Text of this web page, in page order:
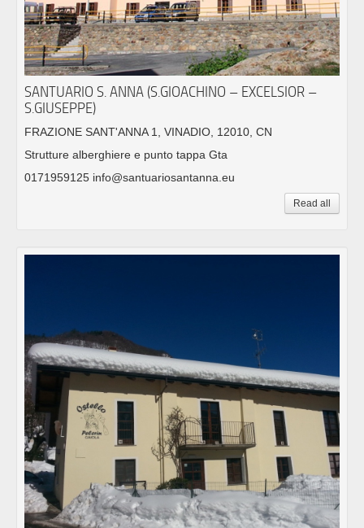
SANTUARIO S. ANNA (S.GIOACHINO – EXCELSIOR –
S.GIUSEPPE)
FRAZIONE SANT'ANNA 1, VINADIO, 12010, CN
Strutture alberghiere e punto tappa Gta
0171959125 info@santuariosantanna.eu
Read all